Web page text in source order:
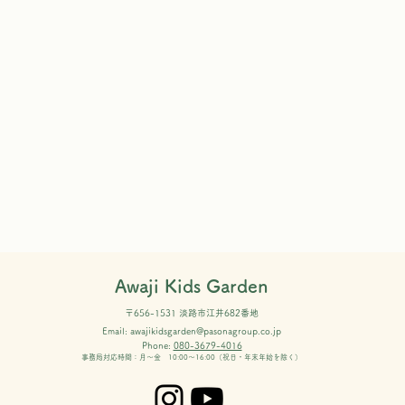
Awaji Kids Garden
〒656-1531 淡路市江井682番地
Email: awajikidsgarden@pasonagroup.co.jp
Phone: 080-3679-4016
事務局対応時間：月～金 10:00～16:00（祝日・年末年始を除く）